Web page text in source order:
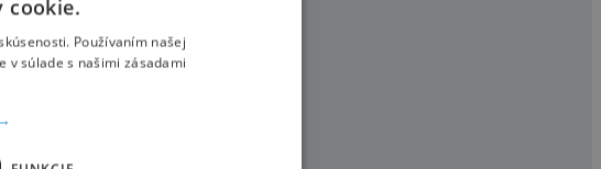
cookie.
Používaním našej
v súlade s našimi zásadami